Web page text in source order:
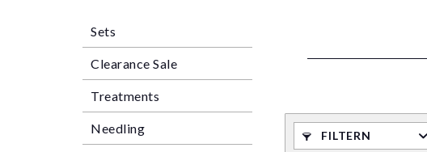
Sets
Clearance Sale
Treatments
Needling FILTERN